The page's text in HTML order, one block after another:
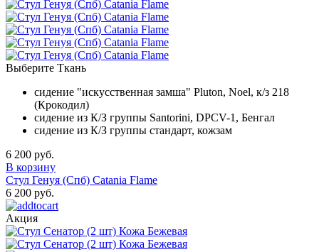
Выберите Ткань
сидение "искусственная замша" Pluton, Noel, к/з 218
(Крокодил)
сидение из К/З группы Santorini, DPCV-1, Бенгал
сидение из К/З группы стандарт, кожзам
6 200 руб.
В корзину
Стул Генуя (Спб) Catania Flame
6 200 руб.
Акция